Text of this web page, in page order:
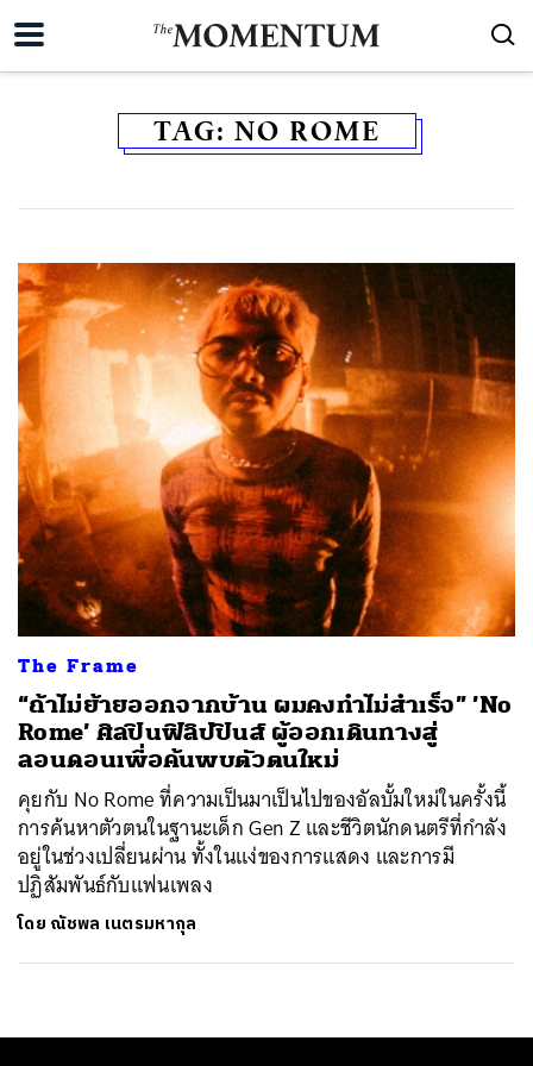
TAG: NO ROME
The Frame
“ถ้าไม่ย้ายออกจากบ้าน ผมคงทำไม่สำเร็จ” ’No
Rome’ ศิลปินฟิลิปปินส์ ผู้ออกเดินทางสู่
ลอนดอนเพื่อค้นพบตัวตนใหม่
คุยกับ No Rome ที่ความเป็นมาเป็นไปของอัลบั้มใหม่ในครั้งนี้
การค้นหาตัวตนในฐานะเด็ก Gen Z และชีวิตนักดนตรีที่กำลัง
อยู่ในช่วงเปลี่ยนผ่าน ทั้งในแง่ของการแสดง และการมี
ปฏิสัมพันธ์กับแฟนเพลง
โดย ณัชพล เนตรมหากุล
SHARE TWEET LINE EMAIL